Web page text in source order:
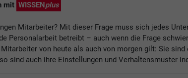
mit WISSEN plus
Mitarbeiter? Mit dieser Frage muss sich jedes
Personalarbeit betreibt – auch wenn die Frage
von heute als auch von morgen gilt: Sie sind
sind auch ihre Einstellungen und Verhaltensmuster